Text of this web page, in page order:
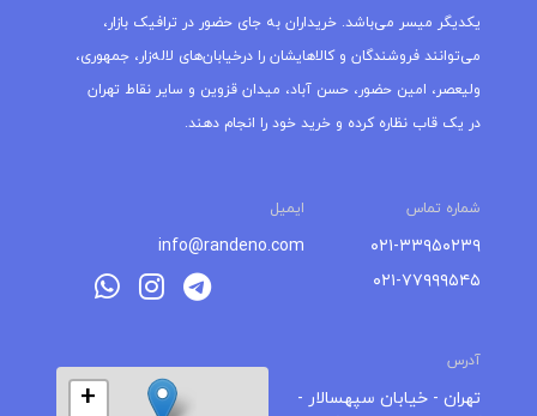
یکدیگر میسر می‌باشد. خریداران به جای حضور در ترافیک بازار،
می‌توانند فروشندگان و کالاهایشان را درخیابان‌های لاله‌زار، جمهوری،
ولیعصر، امین حضور، حسن آباد، میدان قزوین و سایر نقاط تهران
در یک قاب نظاره کرده و خرید خود را انجام دهند.
شماره تماس ایمیل
۰۲۱-۳۳۹۵۰۲۳۹
۰۲۱-۷۷۹۹۹۵۴۵
info@randeno.com
آدرس
تهران - خیابان سپهسالار -
+